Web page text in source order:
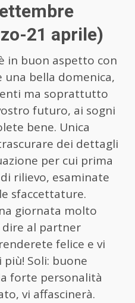
21 aprile)
in buon aspetto con
una bella domenica,
ma soprattutto
futuro, ai sogni
bene. Unica
dei dettagli
per cui prima
rilievo, esaminate
sfaccettature.
giornata molto
al partner
felice e vi
Soli: buone
forte personalità
vi affascinerà.